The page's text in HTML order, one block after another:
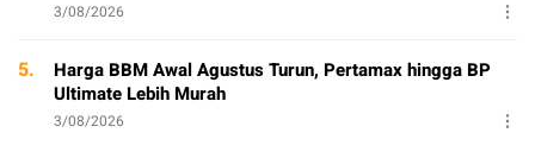
3/08/2026
5.
Harga BBM Awal Agustus Turun, Pertamax hingga BP
Ultimate Lebih Murah
3/08/2026